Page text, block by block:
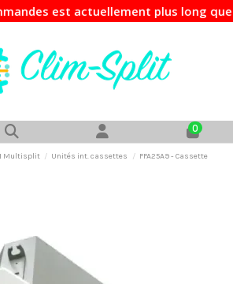
actuellement plus long que
0
Multisplit Unités int. cassettes
FFA25A9 - Cassette